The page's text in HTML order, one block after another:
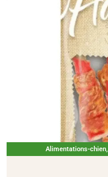
Alimentations-chien,